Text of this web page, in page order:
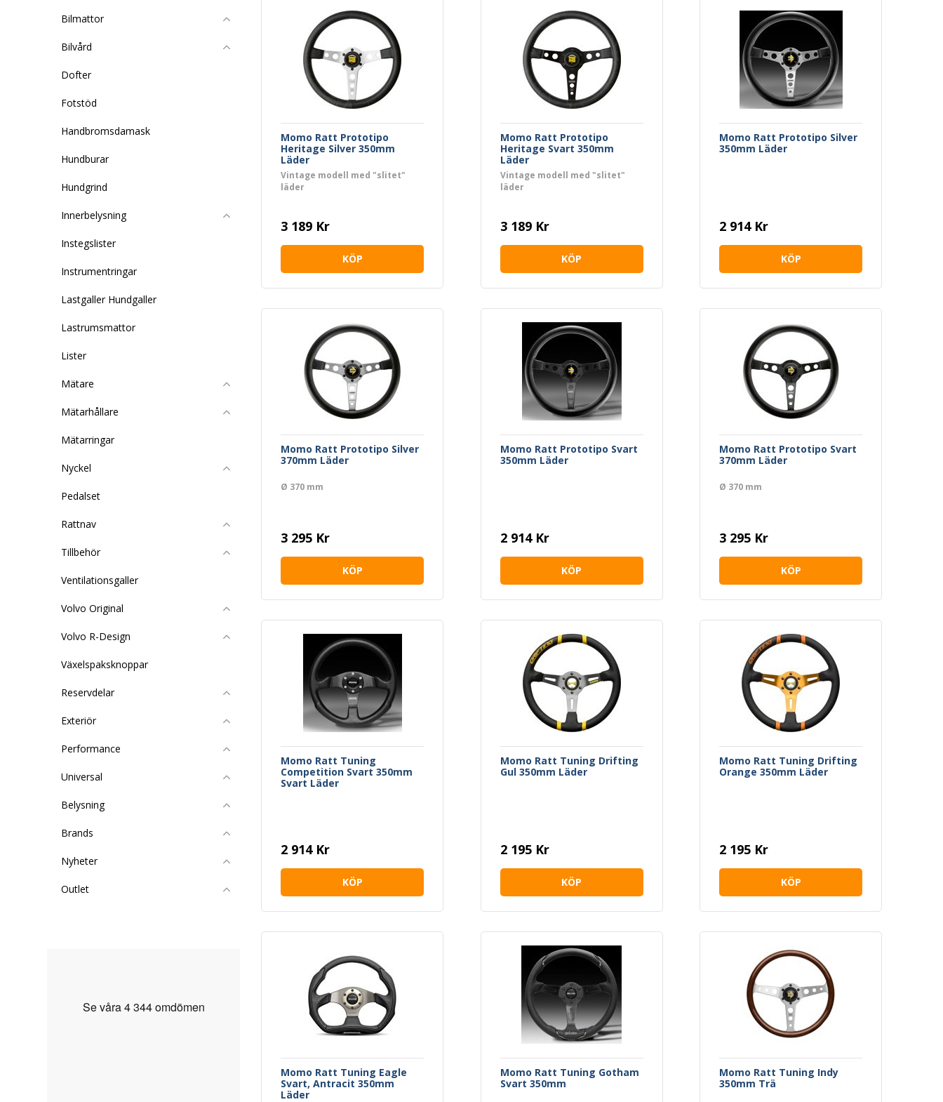
Bilmattor
Bilvård
Dofter
Fotstöd
Handbromsdamask
Hundburar
Hundgrind
Innerbelysning
Instegslister
Instrumentringar
Lastgaller Hundgaller
Lastrumsmattor
Lister
Mätare
Mätarhållare
Mätarringar
Nyckel
Pedalset
Rattnav
Tillbehör
Ventilationsgaller
Volvo Original
Volvo R-Design
Växelspaksknoppar
Reservdelar
Exteriör
Performance
Universal
Belysning
Brands
Nyheter
Outlet
Momo Ratt Prototipo
Heritage Silver 350mm
Läder
Vintage modell med "slitet"
läder
3 189 Kr
KÖP
Momo Ratt Prototipo
Heritage Svart 350mm
Läder
Vintage modell med "slitet"
läder
3 189 Kr
KÖP
Momo Ratt Prototipo Silver
350mm Läder
2 914 Kr
KÖP
Momo Ratt Prototipo Silver
370mm Läder
Ø 370 mm
3 295 Kr
KÖP
Momo Ratt Prototipo Svart
350mm Läder
2 914 Kr
KÖP
Momo Ratt Prototipo Svart
370mm Läder
Ø 370 mm
3 295 Kr
KÖP
Momo Ratt Tuning
Competition Svart 350mm
Svart Läder
2 914 Kr
KÖP
Momo Ratt Tuning Drifting
Gul 350mm Läder
2 195 Kr
KÖP
Momo Ratt Tuning Drifting
Orange 350mm Läder
2 195 Kr
KÖP
Momo Ratt Tuning Eagle
Svart, Antracit 350mm
Läder
Momo Ratt Tuning Gotham
Svart 350mm
Momo Ratt Tuning Indy
350mm Trä